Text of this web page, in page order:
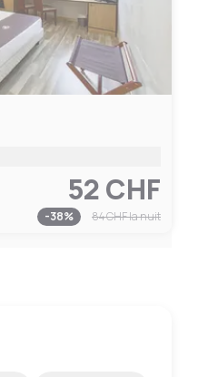
52 CHF
-38% 84 CHFla nuit